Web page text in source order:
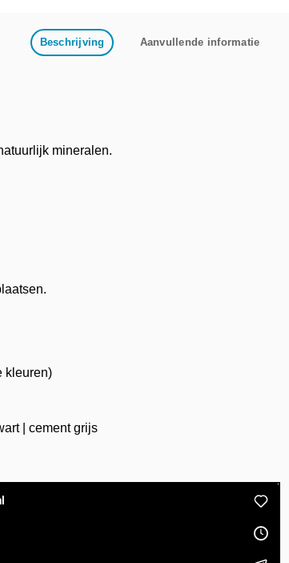
Beschrijving Aanvullende informatie
mineralen.
kleuren)
| cement grijs